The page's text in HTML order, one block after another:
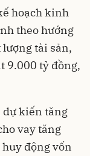
hoạch kinh
theo hướng
lượng tài sản,
9.000 tỷ đồng,
dự kiến tăng
vay tăng
động vốn